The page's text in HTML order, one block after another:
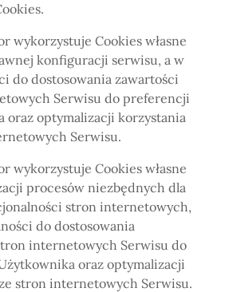
wykorzystuje Cookies własne
konfiguracji serwisu, a w
do dostosowania zawartości
Serwisu do preferencji
oraz optymalizacji korzystania
Serwisu.
wykorzystuje Cookies własne
procesów niezbędnych dla
stron internetowych,
do dostosowania
internetowych Serwisu do
oraz optymalizacji
stron internetowych Serwisu.